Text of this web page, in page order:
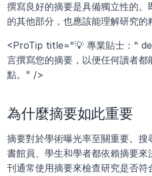
撰寫良好的摘要是具備獨立性的。
的其他部分，也應該能理解研究的
<ProTip title="💡 專業貼士："
言撰寫您的摘要，以便任何讀者都
點。" />
為什麼摘要如此重要
摘要對於學術曝光率至關重要。搜
書館員、學生和學者都依賴摘要來
刊通常使用摘要來檢查研究是否